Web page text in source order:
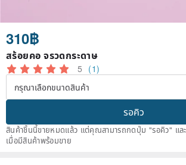
310฿
สร้อยคอ จรวดกระดาษ
5 (1)
รอคิว
สินค้าชิ้นนี้ขายหมดแล้ว แต่คุณสามารถกดปุ่ม "รอคิว" แล
เมื่อมีสินค้าพร้อมขาย